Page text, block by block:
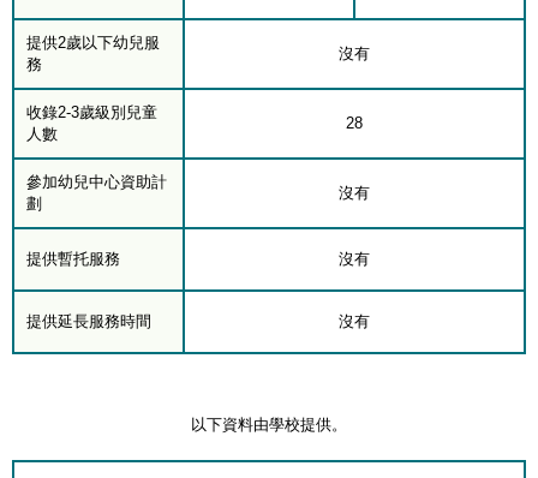
提供2歲以下幼兒服
務
沒有
收錄2-3歲級別兒童
人數
28
參加幼兒中心資助計
劃
沒有
提供暫托服務 沒有
提供延長服務時間 沒有
以下資料由學校提供。